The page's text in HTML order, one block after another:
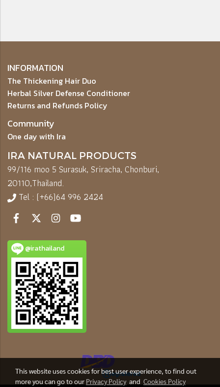
INFORMATION
The Thickening Hair Duo
Herbal Silver Defense Conditioner
Returns and Refunds Policy
Community
One day with Ira
IRA NATURAL PRODUCTS
99/116 moo 5 Surasuk, Sriracha, Chonburi,
20110,Thailand.
Tel : (+66)64 996 2424
@irathailand
This website uses cookies for best user experience, to find out
more you can go to our Privacy Policy and Cookies Policy